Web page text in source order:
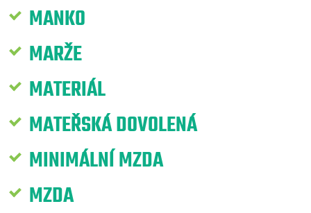
MANKO
MARŽE
MATERIÁL
MATEŘSKÁ DOVOLENÁ
MINIMÁLNÍ MZDA
MZDA